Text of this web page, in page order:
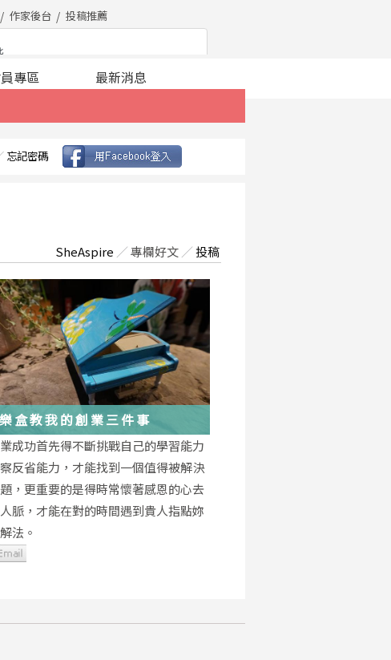
作家後台 投稿推薦
專區 最新消息
忘記密碼
SheAspire ／專欄好文 ／投稿
盒教我的創業三件事
成功首先得不斷挑戰自己的學習能力
反省能力，才能找到一個值得被解決
，更重要的是得時常懷著感恩的心去
脈，才能在對的時間遇到貴人指點妳
法。